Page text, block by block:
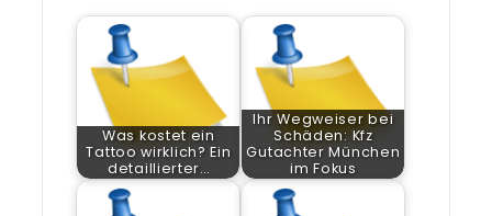
Was kostet ein
Tattoo wirklich? Ein
detaillierter…
Ihr Wegweiser bei
Schäden: Kfz
Gutachter München
im Fokus